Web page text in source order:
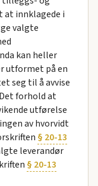
at innklagede i
valgte
kan heller
utformet på en
seg til å avvise
forhold at
utførelse
av hvorvidt
§ 20-13
leverandør
§ 20-13